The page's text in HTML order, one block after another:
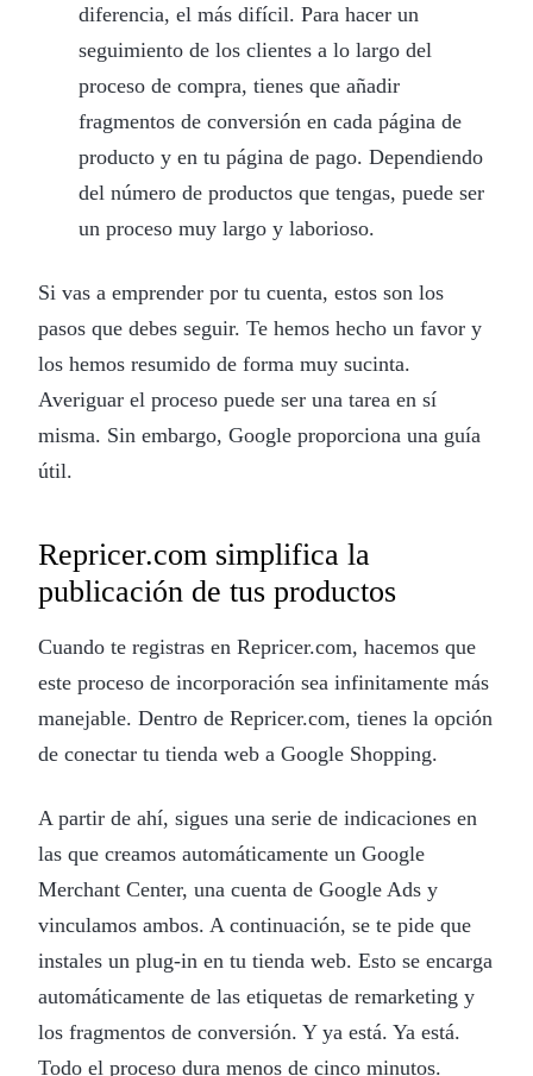
diferencia, el más difícil. Para hacer un
seguimiento de los clientes a lo largo del
proceso de compra, tienes que añadir
fragmentos de conversión en cada página de
producto y en tu página de pago. Dependiendo
del número de productos que tengas, puede ser
un proceso muy largo y laborioso.
Si vas a emprender por tu cuenta, estos son los
pasos que debes seguir. Te hemos hecho un favor y
los hemos resumido de forma muy sucinta.
Averiguar el proceso puede ser una tarea en sí
misma. Sin embargo, Google proporciona una guía
útil.
Repricer.com simplifica la
publicación de tus productos
Cuando te registras en Repricer.com, hacemos que
este proceso de incorporación sea infinitamente más
manejable. Dentro de Repricer.com, tienes la opción
de conectar tu tienda web a Google Shopping.
A partir de ahí, sigues una serie de indicaciones en
las que creamos automáticamente un Google
Merchant Center, una cuenta de Google Ads y
vinculamos ambos. A continuación, se te pide que
instales un plug-in en tu tienda web. Esto se encarga
automáticamente de las etiquetas de remarketing y
los fragmentos de conversión. Y ya está. Ya está.
Todo el proceso dura menos de cinco minutos.